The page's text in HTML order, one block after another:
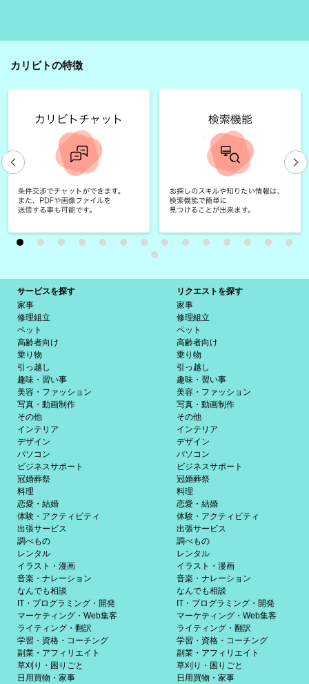
カリビトの特徴
サービスを探す
家事
修理組立
ペット
高齢者向け
乗り物
引っ越し
趣味・習い事
美容・ファッション
写真・動画制作
その他
インテリア
デザイン
パソコン
ビジネスサポート
冠婚葬祭
料理
恋愛・結婚
体験・アクティビティ
出張サービス
調べもの
レンタル
イラスト・漫画
音楽・ナレーション
なんでも相談
IT・プログラミング・開発
マーケティング・Web集客
ライティング・翻訳
学習・資格・コーチング
副業・アフィリエイト
草刈り・困りごと
日用買物・家事
リクエストを探す
家事
修理組立
ペット
高齢者向け
乗り物
引っ越し
趣味・習い事
美容・ファッション
写真・動画制作
その他
インテリア
デザイン
パソコン
ビジネスサポート
冠婚葬祭
料理
恋愛・結婚
体験・アクティビティ
出張サービス
調べもの
レンタル
イラスト・漫画
音楽・ナレーション
なんでも相談
IT・プログラミング・開発
マーケティング・Web集客
ライティング・翻訳
学習・資格・コーチング
副業・アフィリエイト
草刈り・困りごと
日用買物・家事